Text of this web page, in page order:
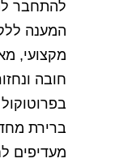
להתחבר
המענה
מקצועי,
חובה
ברירת
מעדיפים